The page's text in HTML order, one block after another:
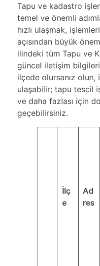
Tapu ve kadastro
temel ve önemli
hızlı ulaşmak,
açısından büyük
ilindeki tüm Tapu ve
güncel iletişim
ilçede olursanız
ulaşabilir; tapu tescil
ve daha fazlası için
geçebilirsiniz.
İlç
e
Ad
res